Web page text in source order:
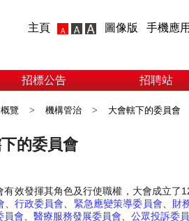
主頁 圖像版 手機應
招標公告 招聘站
概覽 > 機構管治 > 大會轄下的委員會